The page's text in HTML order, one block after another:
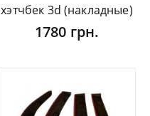
хэтчбек 3d (накладные)
1780 грн.